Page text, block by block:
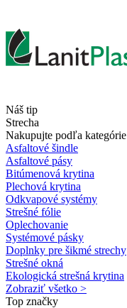
Náš tip
Strecha
Nakupujte podľa kategórie
Asfaltové šindle
Asfaltové pásy
Bitúmenová krytina
Plechová krytina
Odkvapové systémy
Strešné fólie
Oplechovanie
Systémové pásky
Doplnky pre šikmé strechy
Strešné okná
Ekologická strešná krytina
Zobraziť všetko >
Top značky